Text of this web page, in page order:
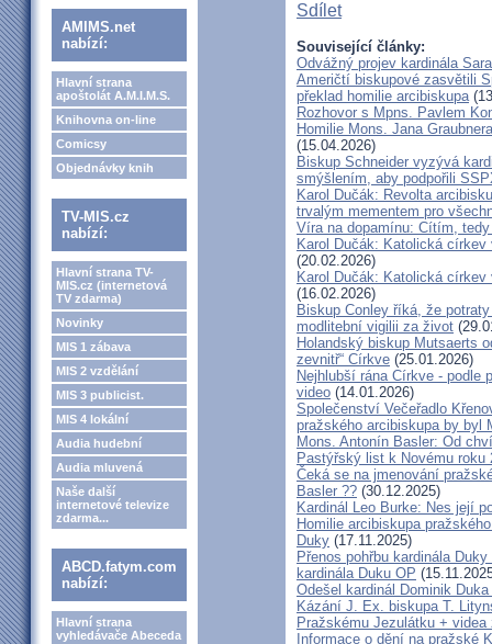
AMIMS.net
nabízí:
Hlavní strana
apoštolát A.M.I.M.S.
Knihovna on-line
Comicsy
Objednávky knih
TV-MIS.cz
nabízí:
Hlavní strana TV-
MIS.cz (internetová
TV zdarma)
Novinky
MIS 1 zábava
MIS 2 vzdělání
MIS 3 publicist.
MIS 4 lokální
Audia hudební
Audia mluvená
Naše další
internetové televize
zdarma...
ABCD.fatym.com
nabízí:
Hlavní strana
vyhledávače Abeceda
Sdílet
Související články:
Odvážný projev kardinála
Američtí biskupové zasvětili
překlad homilie arcibiskupa
Rozhovor s Mpns. Pavlem
Homilie Mons. Jana
(15.04.2026)
Biskup Schneider vyzývá
smýšlením, aby podpořili
Karol Dučák: Revolta
trvalým mementem pro
Víra na dopamínu: Cítím,
Karol Dučák: Katolická
(20.02.2026)
Karol Dučák: Katolická
(16.02.2026)
Biskup Conley říká, že
modlitební vigilii za život
Holandský biskup Mutsaerts
zevnitř“ Církve (25.01.2026)
Nejhlubší rána Církve - podle
video (14.01.2026)
Společenství Večeřadlo
pražského arcibiskupa by byl
Mons. Antonín Basler: Od
Pastýřský list k Novému roku
Čeká se na jmenování
Basler ?? (30.12.2025)
Kardinál Leo Burke: Nes její
Homilie arcibiskupa
Duky (17.11.2025)
Přenos pohřbu kardinála
kardinála Duku OP
Odešel kardinál Dominik
Kázání J. Ex. biskupa T.
Pražskému Jezulátku + videa
Informace o dění na pražské